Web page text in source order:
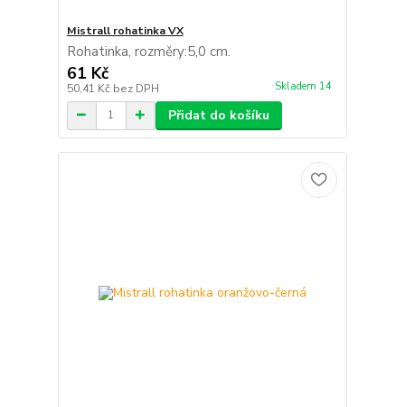
Mistrall rohatinka VX
Rohatinka, rozměry:5,0 cm.
61 Kč
50,41 Kč bez DPH Skladem 14
Přidat do košíku